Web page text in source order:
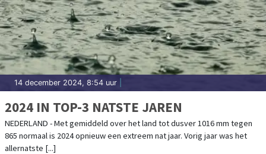
14 december 2024, 8:54 uur
2024 IN TOP-3 NATSTE JAREN
NEDERLAND - Met gemiddeld over het land tot dusver 1016 mm tegen
865 normaal is 2024 opnieuw een extreem nat jaar. Vorig jaar was het
allernatste [...]